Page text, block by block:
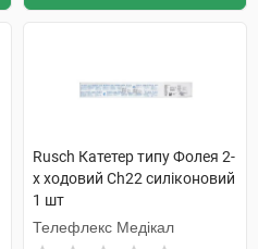
Rusch Катетер типу Фолея 2-
х ходовий Ch22 силіконовий
1 шт
Телефлекс Медікал